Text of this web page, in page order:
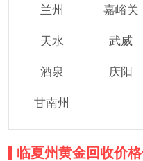
兰州 嘉峪关
天水 武威
酒泉 庆阳
甘南州
临夏州黄金回收价